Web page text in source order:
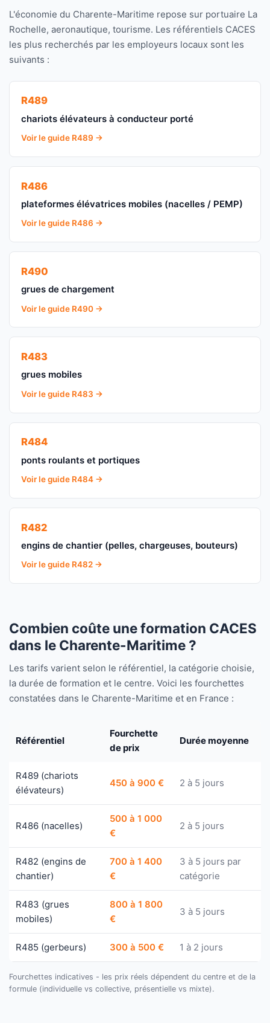
L'économie du Charente-Maritime repose sur portuaire La
Rochelle, aeronautique, tourisme. Les référentiels CACES
les plus recherchés par les employeurs locaux sont les
suivants :
R489
chariots élévateurs à conducteur porté
Voir le guide R489 →
R486
plateformes élévatrices mobiles (nacelles / PEMP)
Voir le guide R486 →
R490
grues de chargement
Voir le guide R490 →
R483
grues mobiles
Voir le guide R483 →
R484
ponts roulants et portiques
Voir le guide R484 →
R482
engins de chantier (pelles, chargeuses, bouteurs)
Voir le guide R482 →
Combien coûte une formation CACES
dans le Charente-Maritime ?
Les tarifs varient selon le référentiel, la catégorie choisie,
la durée de formation et le centre. Voici les fourchettes
constatées dans le Charente-Maritime et en France :
Référentiel
Fourchette
de prix
Durée moyenne
R489 (chariots
élévateurs)
450 à 900 € 2 à 5 jours
R486 (nacelles)
500 à 1 000
€
2 à 5 jours
R482 (engins de
chantier)
700 à 1 400
€
3 à 5 jours par
catégorie
R483 (grues
mobiles)
800 à 1 800
€
3 à 5 jours
R485 (gerbeurs) 300 à 500 € 1 à 2 jours
Fourchettes indicatives - les prix réels dépendent du centre et de la
formule (individuelle vs collective, présentielle vs mixte).